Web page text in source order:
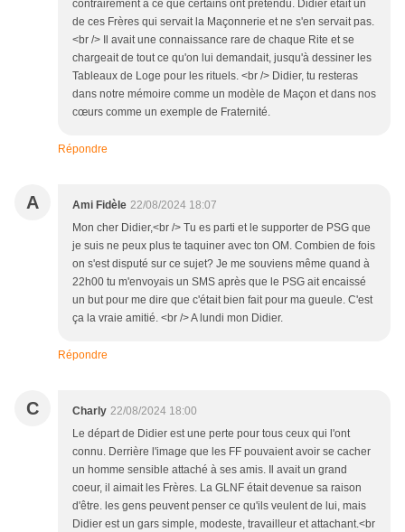
contrairement à ce que certains ont prétendu. Didier était un
de ces Frères qui servait la Maçonnerie et ne s'en servait pas.
<br /> Il avait une connaissance rare de chaque Rite et se
chargeait de tout ce qu'on lui demandait, jusqu'à dessiner les
Tableaux de Loge pour les rituels. <br /> Didier, tu resteras
dans notre mémoire comme un modèle de Maçon et dans nos
cœurs comme un exemple de Fraternité.
Répondre
A Ami Fidèle 22/08/2024 18:07
Mon cher Didier,<br /> Tu es parti et le supporter de PSG que
je suis ne peux plus te taquiner avec ton OM. Combien de fois
on s'est disputé sur ce sujet? Je me souviens même quand à
22h00 tu m'envoyais un SMS après que le PSG ait encaissé
un but pour me dire que c'était bien fait pour ma gueule. C'est
ça la vraie amitié. <br /> A lundi mon Didier.
Répondre
C Charly 22/08/2024 18:00
Le départ de Didier est une perte pour tous ceux qui l'ont
connu. Derrière l'image que les FF pouvaient avoir se cacher
un homme sensible attaché à ses amis. Il avait un grand
coeur, il aimait les Frères. La GLNF était devenue sa raison
d'être. les gens peuvent penser ce qu'ils veulent de lui, mais
Didier est un gars simple, modeste, travailleur et attachant.<br